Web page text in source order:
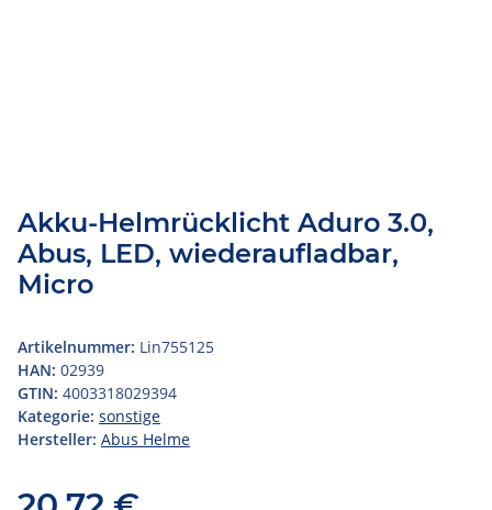
Akku-Helmrücklicht Aduro 3.0,
Abus, LED, wiederaufladbar,
Micro
Artikelnummer: Lin755125
HAN: 02939
GTIN: 4003318029394
Kategorie: sonstige
Hersteller: Abus Helme